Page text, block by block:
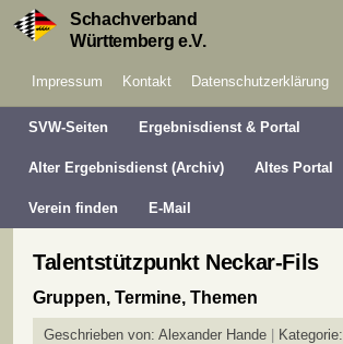
Schachverband
Württemberg e.V.
Impressum Kontakt Datenschutzerklärung
SVW-Seiten Ergebnisdienst & Portal
Alter Ergebnisdienst (Archiv) Altes Portal
Verein finden E-Mail
Talentstützpunkt Neckar-Fils
Gruppen, Termine, Themen
Geschrieben von: Alexander Hande
Kategorie: